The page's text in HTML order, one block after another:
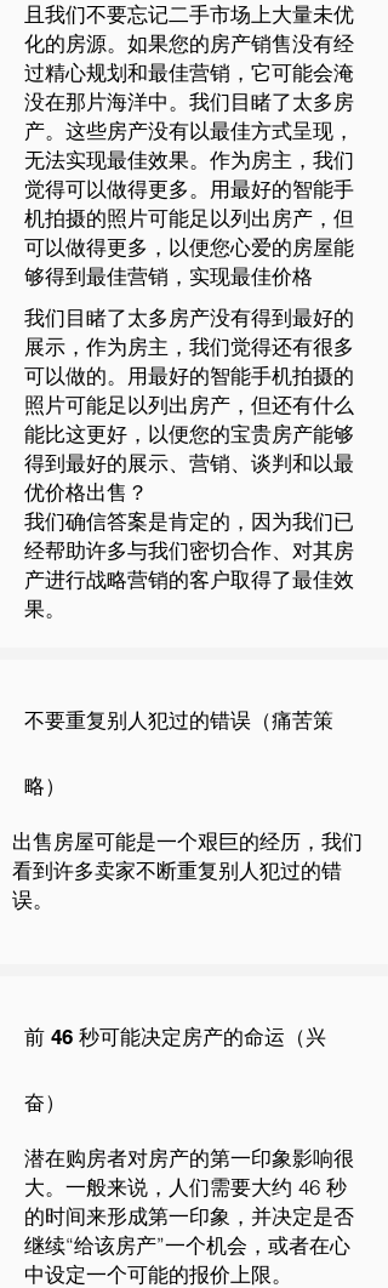
且我们不要忘记二手市场上大量未优
化的房源。如果您的房产销售没有经
过精心规划和最佳营销，它可能会淹
没在那片海洋中。我们目睹了太多房
产。这些房产没有以最佳方式呈现，
无法实现最佳效果。作为房主，我们
觉得可以做得更多。用最好的智能手
机拍摄的照片可能足以列出房产，但
可以做得更多，以便您心爱的房屋能
够得到最佳营销，实现最佳价格
我们目睹了太多房产没有得到最好的
展示，作为房主，我们觉得还有很多
可以做的。用最好的智能手机拍摄的
照片可能足以列出房产，但还有什么
能比这更好，以便您的宝贵房产能够
得到最好的展示、营销、谈判和以最
优价格出售？
我们确信答案是肯定的，因为我们已
经帮助许多与我们密切合作、对其房
产进行战略营销的客户取得了最佳效
果。
不要重复别人犯过的错误（痛苦策
略）
出售房屋可能是一个艰巨的经历，我们
看到许多卖家不断重复别人犯过的错
误。
前 46 秒可能决定房产的命运（兴
奋）
潜在购房者对房产的第一印象影响很
大。一般来说，人们需要大约 46 秒
的时间来形成第一印象，并决定是否
继续“给该房产”一个机会，或者在心
中设定一个可能的报价上限。